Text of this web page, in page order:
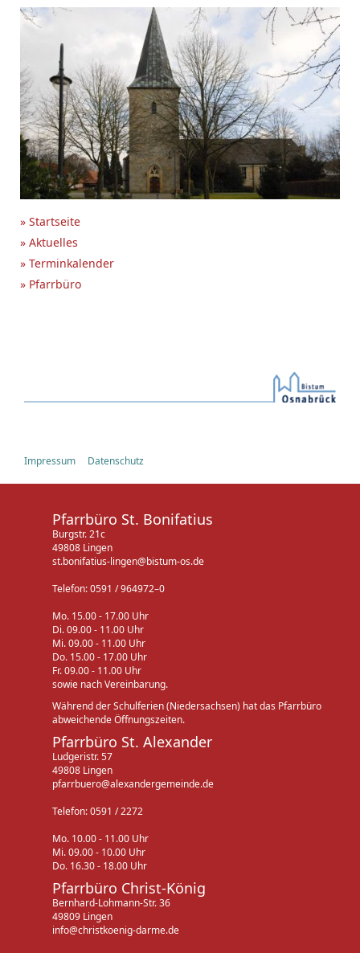
» Startseite
» Aktuelles
» Terminkalender
» Pfarrbüro
Impressum Datenschutz
Pfarrbüro St. Bonifatius
Burgstr. 21c
49808 Lingen
st.bonifatius-lingen@bistum-os.de
Telefon: 0591 / 964972–0
Mo. 15.00 - 17.00 Uhr
Di. 09.00 - 11.00 Uhr
Mi. 09.00 - 11.00 Uhr
Do. 15.00 - 17.00 Uhr
Fr. 09.00 - 11.00 Uhr
sowie nach Vereinbarung.
Während der Schulferien (Niedersachsen) hat das Pfarrbüro
abweichende Öffnungszeiten.
Pfarrbüro St. Alexander
Ludgeristr. 57
49808 Lingen
pfarrbuero@alexandergemeinde.de
Telefon: 0591 / 2272
Mo. 10.00 - 11.00 Uhr
Mi. 09.00 - 10.00 Uhr
Do. 16.30 - 18.00 Uhr
Pfarrbüro Christ-König
Bernhard-Lohmann-Str. 36
49809 Lingen
info@christkoenig-darme.de